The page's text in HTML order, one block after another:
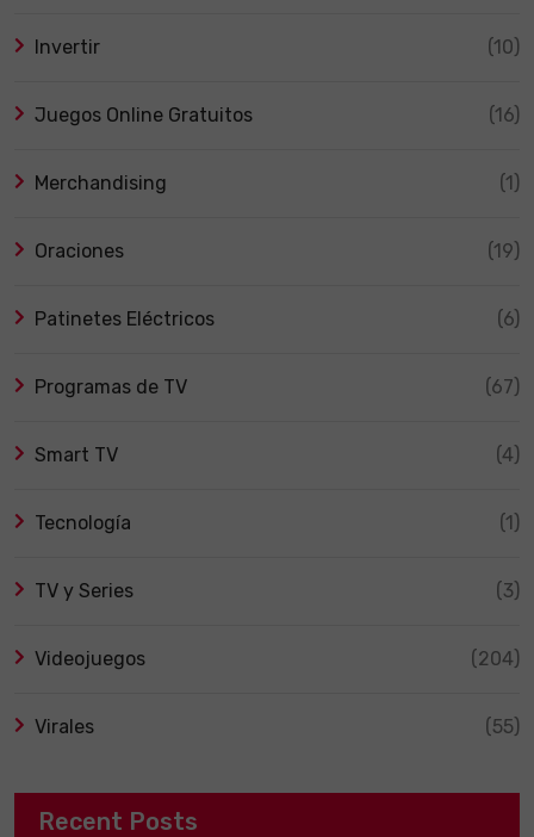
Invertir (10)
Juegos Online Gratuitos (16)
Merchandising (1)
Oraciones (19)
Patinetes Eléctricos (6)
Programas de TV (67)
Smart TV (4)
Tecnología (1)
TV y Series (3)
Videojuegos (204)
Virales (55)
Recent Posts